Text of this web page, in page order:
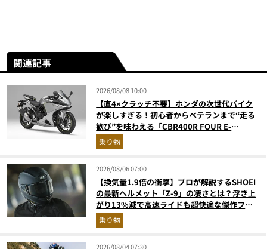
関連記事
2026/08/08 10:00
【直4×クラッチ不要】ホンダの次世代バイク
が楽しすぎる！初心者からベテランまで“走る
歓び”を味わえる「CBR400R FOUR E-
Clutch」を徹底解説
乗り物
2026/08/06 07:00
【換気量1.9倍の衝撃】プロが解説するSHOEI
の最新ヘルメット「Z-9」の凄さとは？浮き上
がり13%減で高速ライドも超快適な傑作フル
フェイス
乗り物
2026/08/04 07:30